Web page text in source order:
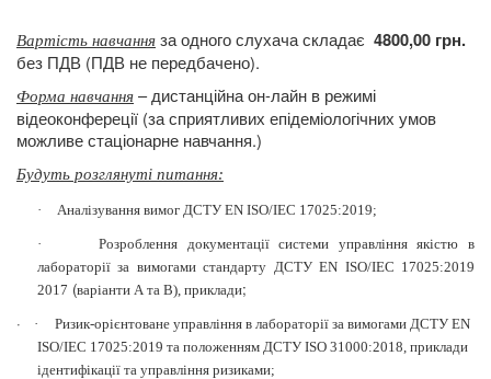
Вартість навчання за одного слухача складає 4800,00 грн.
без ПДВ (ПДВ не передбачено).
Форма навчання – дистанційна он-лайн в режимі
відеоконфереції (за сприятливих епідеміологічних умов
можливе стаціонарне навчання.)
Будуть розглянуті питання:
· Аналізування вимог ДСТУ EN ISO/IEC 17025:2019;
·
Розроблення документації системи управління якістю в
лабораторії за вимогами стандарту ДСТУ EN ISO/IEC 17025:2019
2017 (варіанти А та В), приклади;
·
· Ризик-орієнтоване управління в лабораторії за вимогами ДСТУ EN
ISO/IEC 17025:2019 та положенням ДСТУ ISO 31000:2018, приклади
ідентифікації та управління ризиками;